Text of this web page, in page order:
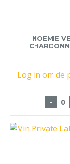
NOEMIE
Log in om de
-